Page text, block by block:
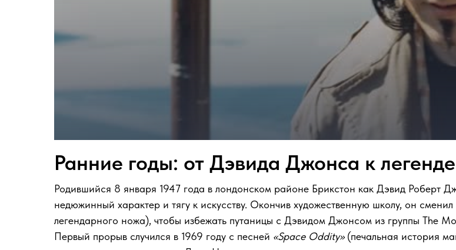
Ранние годы: от Дэвида Джонса к легенде
Родившийся 8 января 1947 года в лондонском районе Брикстон как Дэвид Роберт
недюжинный характер и тягу к искусству. Окончив художественную школу, он
легендарного ножа), чтобы избежать путаницы с Дэвидом Джонсом из группы The
Первый прорыв случился в 1969 году с песней «Space Oddity»(печальная история